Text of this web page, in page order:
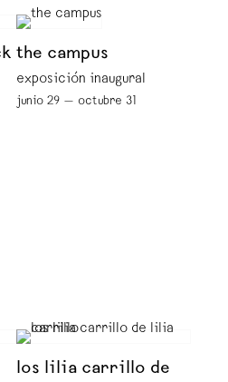
the campus
exposición inaugural
junio 29 — octubre 31
los lilia carrillo de